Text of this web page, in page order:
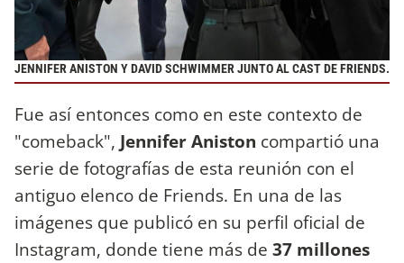
JENNIFER ANISTON Y DAVID SCHWIMMER JUNTO AL CAST DE FRIENDS.
Fue así entonces como en este contexto de
"comeback", Jennifer Aniston compartió una
serie de fotografías de esta reunión con el
antiguo elenco de Friends. En una de las
imágenes que publicó en su perfil oficial de
Instagram, donde tiene más de 37 millones